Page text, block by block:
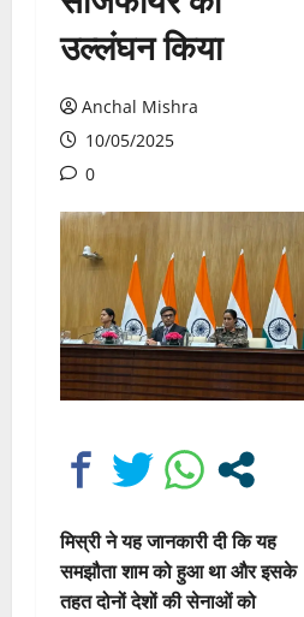
उल्लंघन किया
Anchal Mishra
10/05/2025
0
मिस्री ने यह जानकारी दी कि यह
समझौता शाम को हुआ था और इसके
तहत दोनों देशों की सेनाओं को